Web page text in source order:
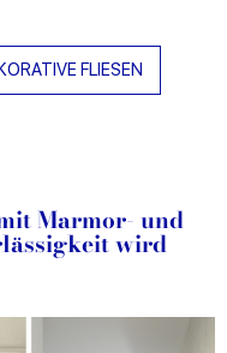
FLIESEN
Marmor- und
wird